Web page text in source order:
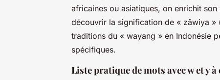
africaines ou asiatiques, on enrichit
découvrir la signification de « zâwiya »
traditions du « wayang » en Indonésie
spécifiques.
Liste pratique de mots avec w et y